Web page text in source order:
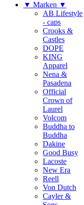
▼ Marken ▼
AB Lifestyle
- caps
Crooks &
Castles
DOPE
KING
Apparel
Nena &
Pasadena
Official
Crown of
Laurel
Volcom
Buddha to
Buddha
Dakine
Good Busy
Lacoste
New Era
Reell
Von Dutch
Cayler &